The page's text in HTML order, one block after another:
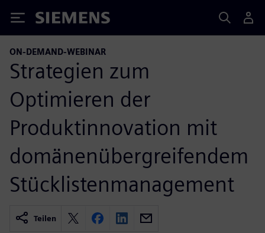
Siemens
ON-DEMAND-WEBINAR
Strategien zum
Optimieren der
Produktinnovation mit
domänenübergreifendem
Stücklistenmanagement
Teilen